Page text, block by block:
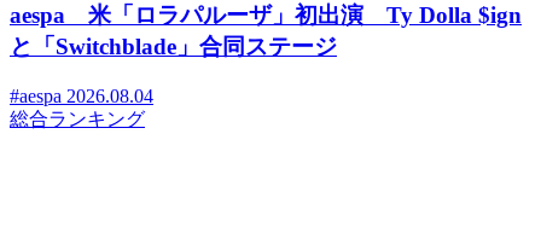
aespa 米「ロラパルーザ」初出演 Ty Dolla $ign
と「Switchblade」合同ステージ
#aespa 2026.08.04
総合ランキング